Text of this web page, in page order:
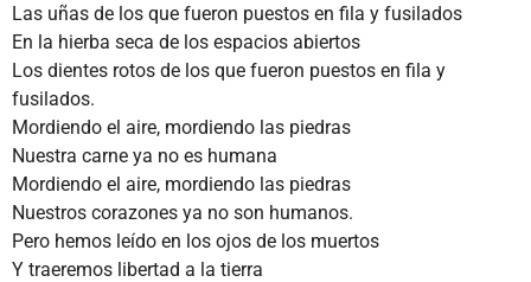
Las uñas de los que fueron puestos en fila y fusilados
En la hierba seca de los espacios abiertos
Los dientes rotos de los que fueron puestos en fila y
fusilados.
Mordiendo el aire, mordiendo las piedras
Nuestra carne ya no es humana
Mordiendo el aire, mordiendo las piedras
Nuestros corazones ya no son humanos.
Pero hemos leído en los ojos de los muertos
Y traeremos libertad a la tierra